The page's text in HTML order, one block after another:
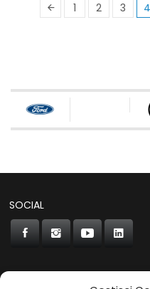
1 2 3 4
SOCIAL